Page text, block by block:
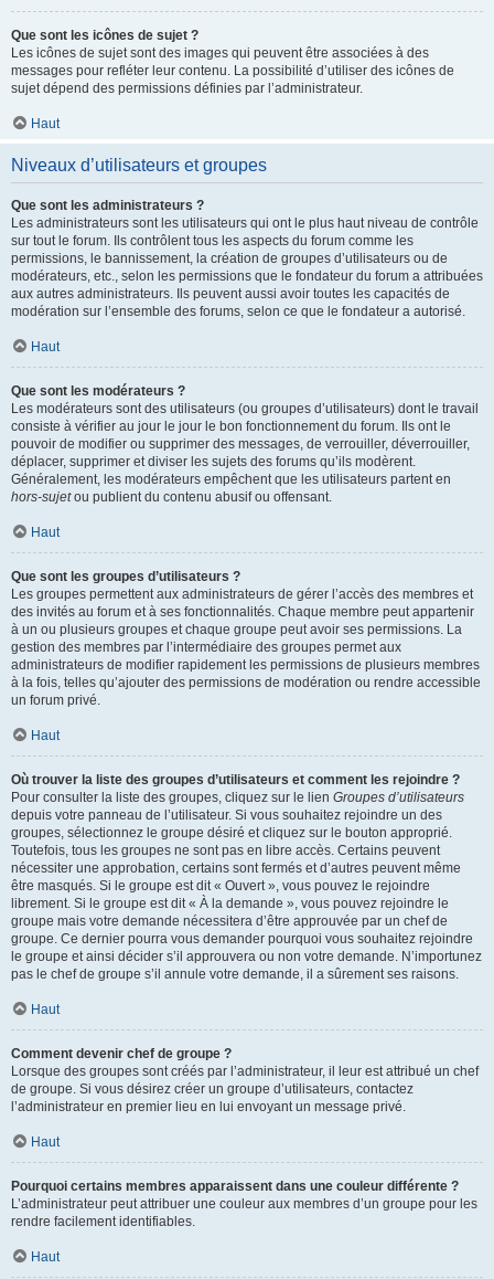
Que sont les icônes de sujet ?
Les icônes de sujet sont des images qui peuvent être associées à des
messages pour refléter leur contenu. La possibilité d’utiliser des icônes de
sujet dépend des permissions définies par l’administrateur.
Haut
Niveaux d’utilisateurs et groupes
Que sont les administrateurs ?
Les administrateurs sont les utilisateurs qui ont le plus haut niveau de contrôle
sur tout le forum. Ils contrôlent tous les aspects du forum comme les
permissions, le bannissement, la création de groupes d’utilisateurs ou de
modérateurs, etc., selon les permissions que le fondateur du forum a attribuées
aux autres administrateurs. Ils peuvent aussi avoir toutes les capacités de
modération sur l’ensemble des forums, selon ce que le fondateur a autorisé.
Haut
Que sont les modérateurs ?
Les modérateurs sont des utilisateurs (ou groupes d’utilisateurs) dont le travail
consiste à vérifier au jour le jour le bon fonctionnement du forum. Ils ont le
pouvoir de modifier ou supprimer des messages, de verrouiller, déverrouiller,
déplacer, supprimer et diviser les sujets des forums qu’ils modèrent.
Généralement, les modérateurs empêchent que les utilisateurs partent en
hors-sujetou publient du contenu abusif ou offensant.
Haut
Que sont les groupes d’utilisateurs ?
Les groupes permettent aux administrateurs de gérer l’accès des membres et
des invités au forum et à ses fonctionnalités. Chaque membre peut appartenir
à un ou plusieurs groupes et chaque groupe peut avoir ses permissions. La
gestion des membres par l’intermédiaire des groupes permet aux
administrateurs de modifier rapidement les permissions de plusieurs membres
à la fois, telles qu’ajouter des permissions de modération ou rendre accessible
un forum privé.
Haut
Où trouver la liste des groupes d’utilisateurs et comment les rejoindre ?
Pour consulter la liste des groupes, cliquez sur le lien Groupes d’utilisateurs
depuis votre panneau de l’utilisateur. Si vous souhaitez rejoindre un des
groupes, sélectionnez le groupe désiré et cliquez sur le bouton approprié.
Toutefois, tous les groupes ne sont pas en libre accès. Certains peuvent
nécessiter une approbation, certains sont fermés et d’autres peuvent même
être masqués. Si le groupe est dit « Ouvert », vous pouvez le rejoindre
librement. Si le groupe est dit « À la demande », vous pouvez rejoindre le
groupe mais votre demande nécessitera d’être approuvée par un chef de
groupe. Ce dernier pourra vous demander pourquoi vous souhaitez rejoindre
le groupe et ainsi décider s’il approuvera ou non votre demande. N’importunez
pas le chef de groupe s’il annule votre demande, il a sûrement ses raisons.
Haut
Comment devenir chef de groupe ?
Lorsque des groupes sont créés par l’administrateur, il leur est attribué un chef
de groupe. Si vous désirez créer un groupe d’utilisateurs, contactez
l’administrateur en premier lieu en lui envoyant un message privé.
Haut
Pourquoi certains membres apparaissent dans une couleur différente ?
L’administrateur peut attribuer une couleur aux membres d’un groupe pour les
rendre facilement identifiables.
Haut